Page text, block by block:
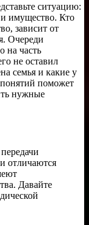
ситуацию:
имущество. Кто
зависит от
Очереди
на часть
не оставил
семья и какие у
поможет
нужные
отличаются
Давайте